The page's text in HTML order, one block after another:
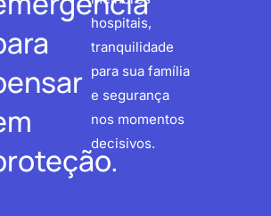
hospitais,
tranquilidade
para sua família
e segurança
nos momentos
decisivos.